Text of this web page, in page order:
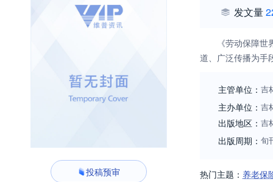
投稿预审
发文量
《劳动保障
道、广泛传播为手
主管单位： 吉
主办单位： 吉
出版地区： 吉
出版周期： 旬
热门主题： 养老保